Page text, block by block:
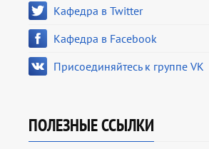
Кафедра в Twitter
Кафедра в Facebook
Присоединяйтесь к группе VK
ПОЛЕЗНЫЕ ССЫЛКИ